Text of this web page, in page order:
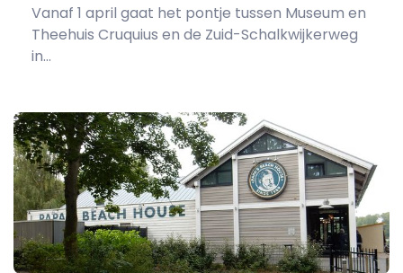
Vanaf 1 april gaat het pontje tussen Museum en
Theehuis Cruquius en de Zuid-Schalkwijkerweg
in...